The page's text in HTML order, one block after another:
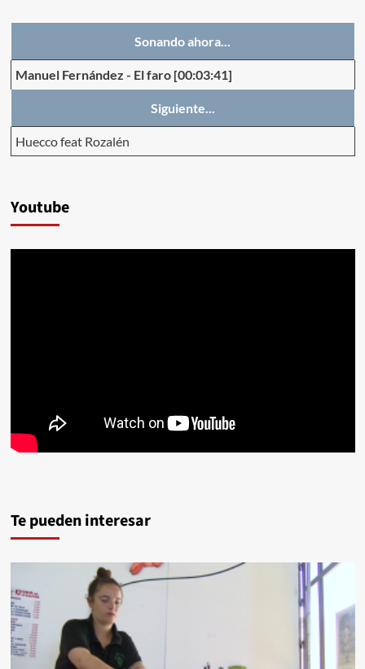
Sonando ahora...
Manuel Fernández - El faro [00:03:41]
Siguiente...
Huecco feat Rozalén
Youtube
Te pueden interesar